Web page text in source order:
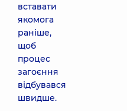
вставати
якомога
раніше,
щоб
процес
загоєння
відбувався
швидше.